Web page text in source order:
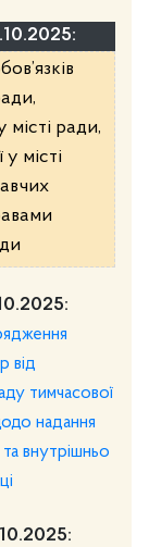
ради,
місті
від
тимчасової
надання
внутрішньо